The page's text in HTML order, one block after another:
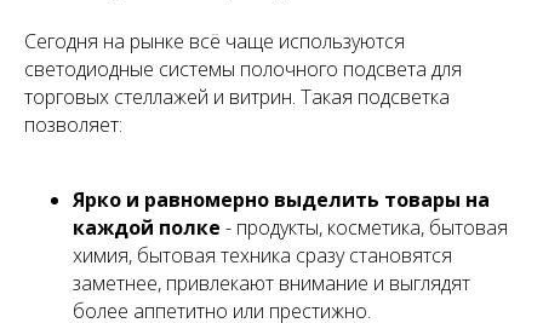
Сегодня на рынке всё чаще используются
светодиодные системы полочного подсвета для
торговых стеллажей и витрин. Такая подсветка
позволяет:
Ярко и равномерно выделить товары на
каждой полке - продукты, косметика, бытовая
химия, бытовая техника сразу становятся
заметнее, привлекают внимание и выглядят
более аппетитно или престижно.